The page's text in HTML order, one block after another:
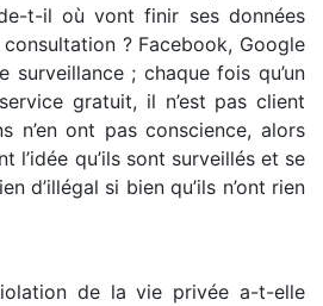
t-il où vont finir ses données
? Facebook, Google
surveillance ; chaque fois qu’un
gratuit, il n’est pas client
n’en ont pas conscience, alors
l’idée qu’ils sont surveillés et se
d’illégal si bien qu’ils n’ont rien
de la vie privée a-t-elle